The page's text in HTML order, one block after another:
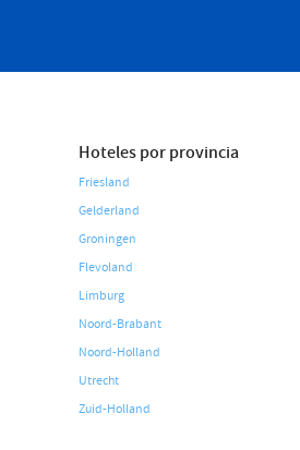
Hoteles por provincia
Friesland
Gelderland
Groningen
Flevoland
Limburg
Noord-Brabant
Noord-Holland
Utrecht
Zuid-Holland